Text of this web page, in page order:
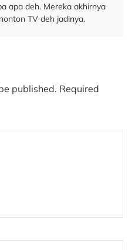
apa deh. Mereka akhirnya
TV deh jadinya.
published. Required